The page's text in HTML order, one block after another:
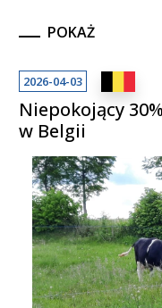
POKAŻ
2026-04-03
Niepokojący
w Belgii